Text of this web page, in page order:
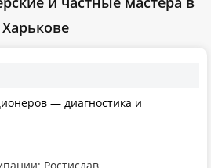
Харькове
— диагностика и